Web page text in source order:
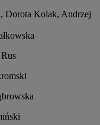
Dorota Kolak, Andrzej